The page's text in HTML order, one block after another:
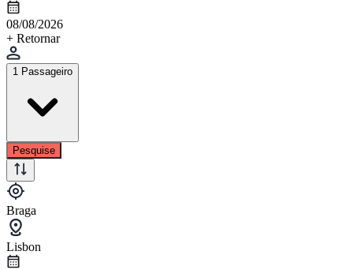
08/08/2026
+ Retornar
1 Passageiro
Pesquise
Braga
Lisbon